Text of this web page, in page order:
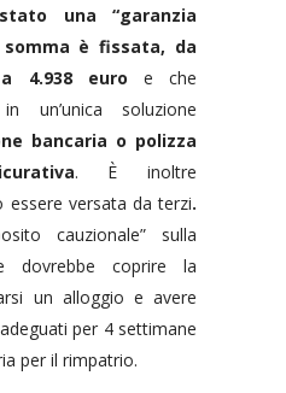
una “garanzia
è fissata, da
4.938 euro e che
un’unica soluzione
bancaria o polizza
. È inoltre
essere versata da terzi.
cauzionale” sulla
dovrebbe coprire la
un alloggio e avere
per 4 settimane
per il rimpatrio.